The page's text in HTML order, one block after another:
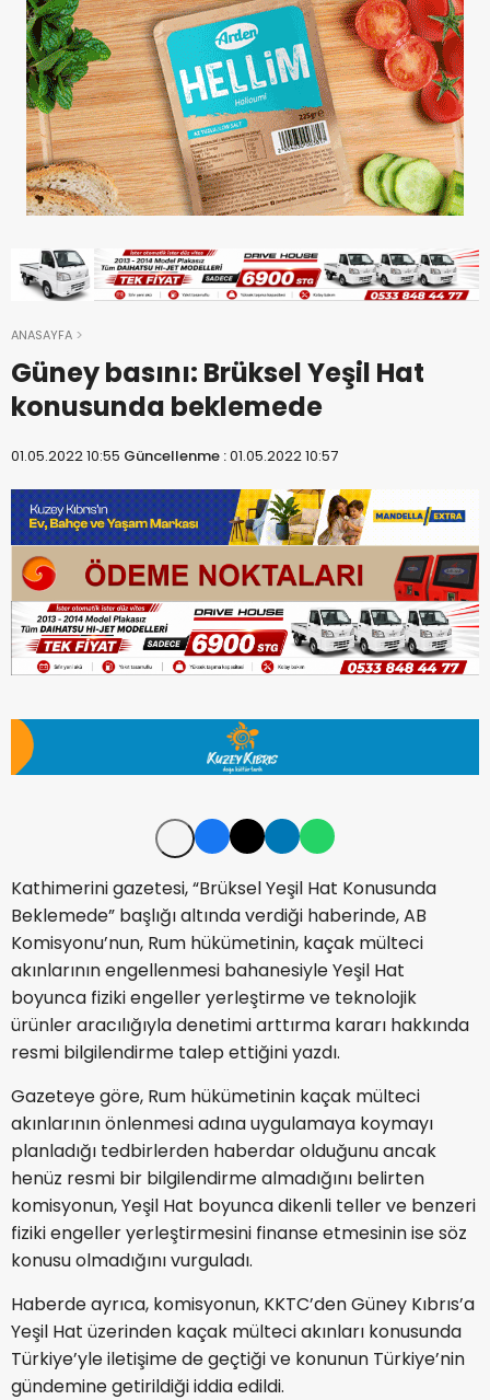
ANASAYFA
Güney basını: Brüksel Yeşil Hat
konusunda beklemede
01.05.2022 10:55 Güncellenme :01.05.2022 10:57
Kathimerini gazetesi, “Brüksel Yeşil Hat Konusunda
Beklemede” başlığı altında verdiği haberinde, AB
Komisyonu’nun, Rum hükümetinin, kaçak mülteci
akınlarının engellenmesi bahanesiyle Yeşil Hat
boyunca fiziki engeller yerleştirme ve teknolojik
ürünler aracılığıyla denetimi arttırma kararı hakkında
resmi bilgilendirme talep ettiğini yazdı.
Gazeteye göre, Rum hükümetinin kaçak mülteci
akınlarının önlenmesi adına uygulamaya koymayı
planladığı tedbirlerden haberdar olduğunu ancak
henüz resmi bir bilgilendirme almadığını belirten
komisyonun, Yeşil Hat boyunca dikenli teller ve benzeri
fiziki engeller yerleştirmesini finanse etmesinin ise söz
konusu olmadığını vurguladı.
Haberde ayrıca, komisyonun, KKTC’den Güney Kıbrıs’a
Yeşil Hat üzerinden kaçak mülteci akınları konusunda
Türkiye’yle iletişime de geçtiği ve konunun Türkiye’nin
gündemine getirildiği iddia edildi.